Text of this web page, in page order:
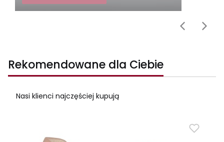
Rekomendowane dla Ciebie
Nasi klienci najczęściej kupują